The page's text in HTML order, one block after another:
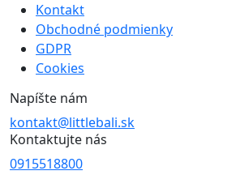
Kontakt
Obchodné podmienky
GDPR
Cookies
Napíšte nám
kontakt@littlebali.sk
Kontaktujte nás
0915518800